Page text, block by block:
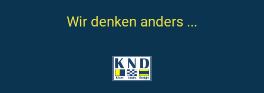
Wir denken anders ...